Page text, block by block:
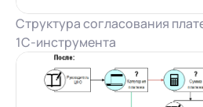
Структура согласования
1С-инструмента